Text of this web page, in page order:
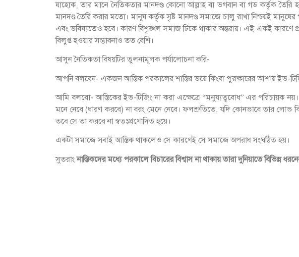
যাহোক, তার মানে নৈতিকতার মানদণ্ড কোনো আল্লাহ বা ভগবান বা গড কর্তৃক তৈরি
মানদণ্ড তৈরি করার মতো। মানুষ কর্তৃক সৃষ্ট মানদণ্ড সমাজে চালু রাখা নিশ্চয়ই মানুষের
এবং ভবিষ্যতেও হবে। কারণ বিশৃঙ্খল সমাজ টিকে থাকার অন্তরায়। এই একই কারণে
বিলুপ্ত হওয়ার সম্ভাবনাও তত বেশি।
আসুন নৈতিকতা বিষয়টির তুলনামূলক পর্যালোচনা করি-
আপনি বলবেন- একজন আস্তিক পরকালের শাস্তির ভয়ে কিংবা পুরষ্কারের আশায় ইভ-
আমি বলবো- আস্তিকের ইভ-টিজিং না করা এক্ষেত্রে “মনুষ্যত্ববোধ” এর পরিচায়ক
মনে নেবে (ধারণ করবে) না বরং মেনে নেবে। ফলশ্রুতিতে, যদি কোনভাবে তার লোভ
তবে সে তা করবে না স্বতঃপ্রণোদিত হয়ে।
একটা সমাজে সবাই আস্তিক থাকলেও সে কারণেই সে সমাজে অপরাধ সংঘঠিত হয়।
সুতরাংনাস্তিকদের মধ্যে পরকালে বিচারের বিশ্বাস না থাকায় তারা দুনিয়াতে বিভিন্ন